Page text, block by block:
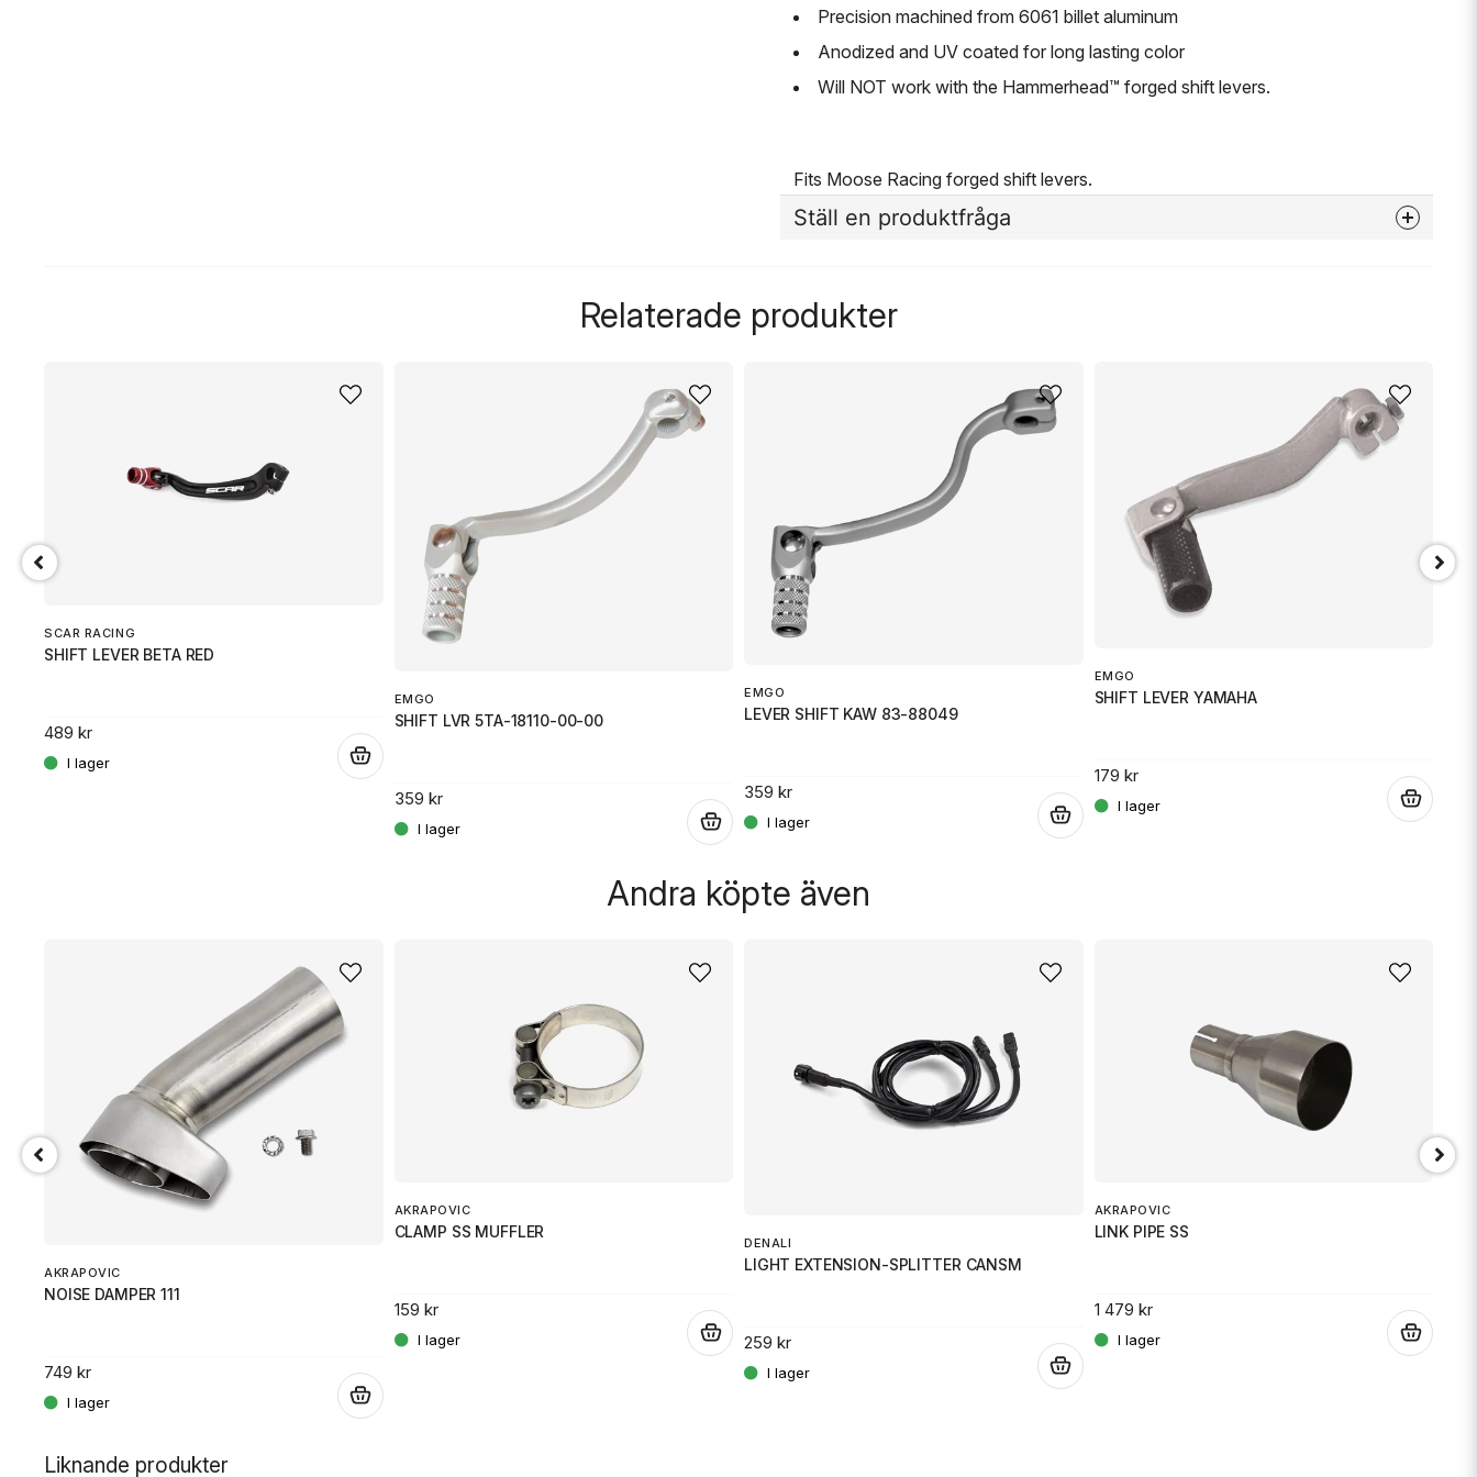
Precision machined from 6061 billet aluminum
Anodized and UV coated for long lasting color
Will NOT work with the Hammerhead™ forged shift levers.
Fits Moose Racing forged shift levers.
Ställ en produktfråga
Ja, ni får publicera min fråga
Skicka fråga
Relaterade produkter
SCAR RACING
SHIFT LEVER BETA RED
489 kr
EMGO
SHIFT LVR 5TA-18110-00-00
359 kr
EMGO
LEVER SHIFT KAW 83-88049
359 kr
EMGO
SHIFT LEVER YAMAHA
179 kr
Andra köpte även
AKRAPOVIC
NOISE DAMPER 111
749 kr
AKRAPOVIC
CLAMP SS MUFFLER
159 kr
DENALI
LIGHT EXTENSION-SPLITTER CANSM
259 kr
AKRAPOVIC
LINK PIPE SS
1 479 kr
Liknande produkter